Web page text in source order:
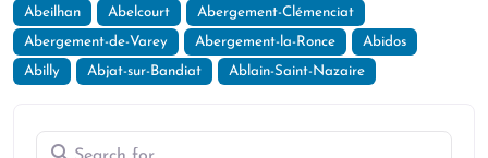
Search for
Abeilhan Abelcourt Abergement-Clémenciat
Abergement-de-Varey Abergement-la-Ronce Abidos
Abilly Abjat-sur-Bandiat Ablain-Saint-Nazaire